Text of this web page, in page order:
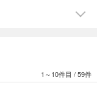
1～10件目 /59件